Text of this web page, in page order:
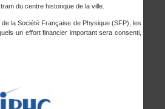
du centre historique de la ville.
la Société Française de Physique (SFP), les
un effort financier important sera consenti,